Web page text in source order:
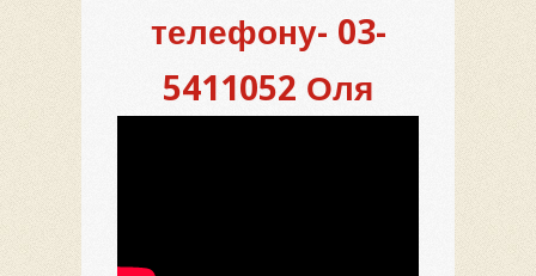
телефону- 03-
5411052 Оля